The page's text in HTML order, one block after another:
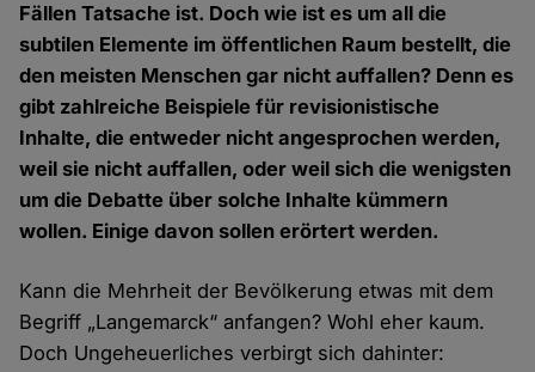
Fällen Tatsache ist. Doch wie ist es um all die
subtilen Elemente im öffentlichen Raum bestellt, die
den meisten Menschen gar nicht auffallen? Denn es
gibt zahlreiche Beispiele für revisionistische
Inhalte, die entweder nicht angesprochen werden,
weil sie nicht auffallen, oder weil sich die wenigsten
um die Debatte über solche Inhalte kümmern
wollen. Einige davon sollen erörtert werden.
Kann die Mehrheit der Bevölkerung etwas mit dem
Begriff „Langemarck“ anfangen? Wohl eher kaum.
Doch Ungeheuerliches verbirgt sich dahinter: